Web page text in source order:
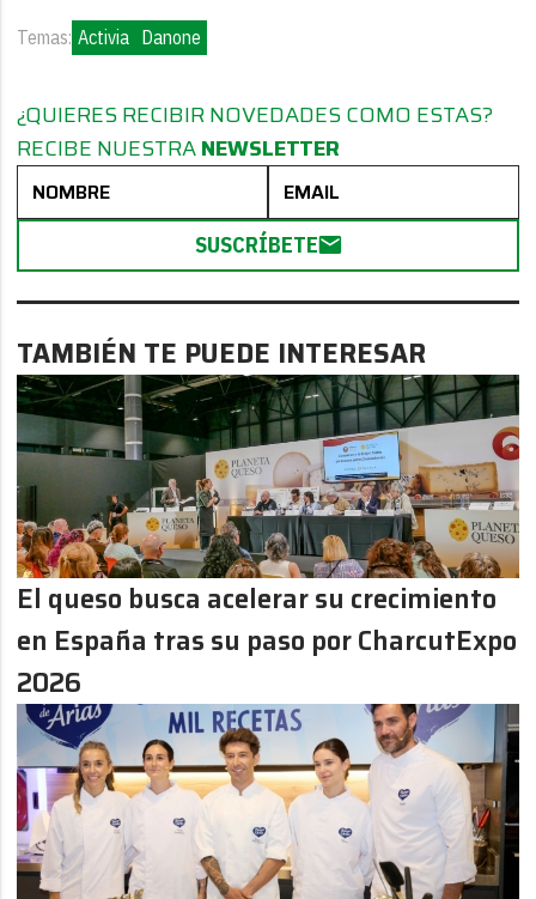
Temas: Activia Danone
¿QUIERES RECIBIR NOVEDADES COMO ESTAS?
RECIBE NUESTRANEWSLETTER
SUSCRÍBETE
TAMBIÉN TE PUEDE INTERESAR
El queso busca acelerar su crecimiento
en España tras su paso por CharcutExpo
2026